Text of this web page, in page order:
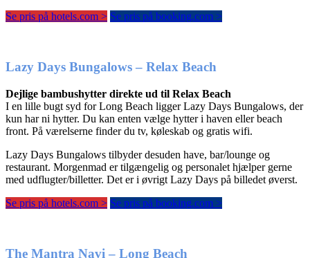
Se pris på hotels.com > Se pris på booking.com >
Lazy Days Bungalows – Relax Beach
Dejlige bambushytter direkte ud til Relax Beach
I en lille bugt syd for Long Beach ligger Lazy Days Bungalows, der
kun har ni hytter. Du kan enten vælge hytter i haven eller beach
front. På værelserne finder du tv, køleskab og gratis wifi.
Lazy Days Bungalows tilbyder desuden have, bar/lounge og
restaurant. Morgenmad er tilgængelig og personalet hjælper gerne
med udflugter/billetter. Det er i øvrigt Lazy Days på billedet øverst.
Se pris på hotels.com > Se pris på booking.com >
The Mantra Navi – Long Beach